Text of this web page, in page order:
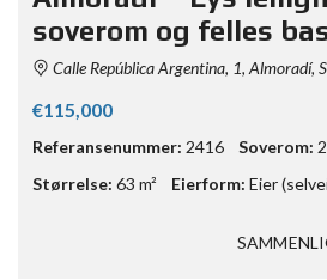
soverom og felles
Calle República Argentina, 1, Almoradí,
€115,000
Referansenummer: 2416 Soverom: 2
Størrelse: 63 m² Eierform: Eier